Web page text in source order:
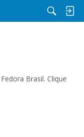
Brasil. Clique